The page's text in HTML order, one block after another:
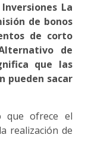
La
de bonos
de corto
de
que las
pueden sacar
que ofrece el
realización de